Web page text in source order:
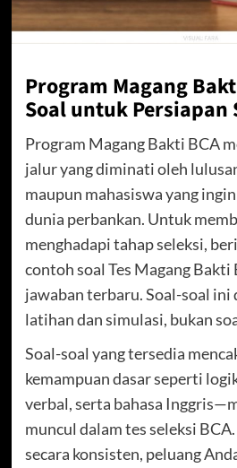
Program Magang
Soal untuk Persiapan
Program Magang Bakti BCA
jalur yang diminati oleh
maupun mahasiswa yang
dunia perbankan. Untuk
menghadapi tahap seleksi,
contoh soal Tes Magang Bakti
jawaban terbaru. Soal-soal ini
latihan dan simulasi, bukan
Soal-soal yang tersedia
kemampuan dasar seperti
verbal, serta bahasa
muncul dalam tes seleksi
secara konsisten, peluang